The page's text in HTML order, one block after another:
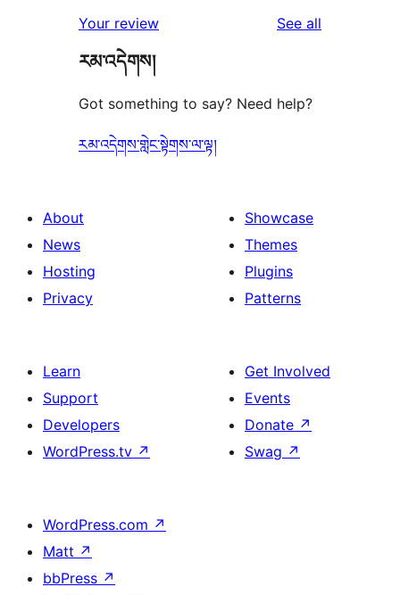
Your review See all
རམ་འདེགས།
Got something to say? Need help?
རམ་འདེགས་གླེང་སྟེགས་ལ་ལྟ།
About
News
Hosting
Privacy
Showcase
Themes
Plugins
Patterns
Learn
Support
Developers
WordPress.tv ↗
Get Involved
Events
Donate ↗
Swag ↗
WordPress.com ↗
Matt ↗
bbPress ↗